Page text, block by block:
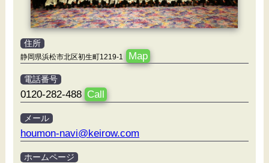
住所
静岡県浜松市北区初生町1219-1 Map
電話番号
0120-282-488 Call
メール
houmon-navi@keirow.com
ホームページ